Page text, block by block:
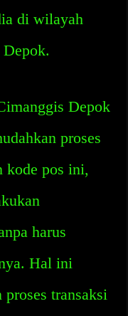
di wilayah
Depok
proses
kode pos ini,
harus
Hal ini
proses transaksi